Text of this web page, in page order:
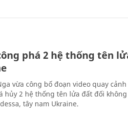
phá 2 hệ thống tên
vừa công bố đoạn video quay
hủy 2 hệ thống tên lửa đất đối
tây nam Ukraine.